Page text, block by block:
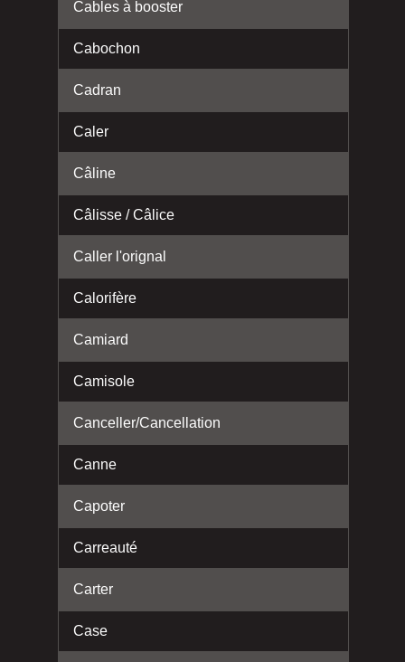
Cables à booster
Cabochon
Cadran
Caler
Câline
Câlisse / Câlice
Caller l'orignal
Calorifère
Camiard
Camisole
Canceller/Cancellation
Canne
Capoter
Carreauté
Carter
Case